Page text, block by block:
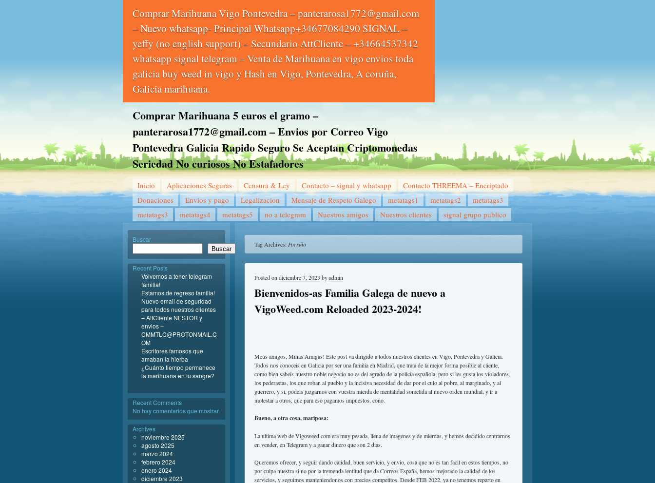
Comprar Marihuana Vigo Pontevedra – panterarosa1772@gmail.com
– Nuevo whatsapp- Principal Whatsapp+34677084290 SIGNAL –
yeffy (no english support) – Secundario AttCliente – +34664537342
whatsapp signal telegram – Venta de Marihuana en vigo envios toda
galicia buy weed in vigo y Hash en Vigo, Pontevedra, A coruña,
Galicia marihuana.
Comprar Marihuana 5 euros el gramo –
panterarosa1772@gmail.com – Envios por Correo Vigo
Pontevedra Galicia Rapido Seguro Se Aceptan Criptomonedas
Seriedad No curiosos No Estafadores
Inicio Aplicaciones Seguras Censura & Ley Contacto – signal y whatsapp
Contacto THREEMA – Encriptado
Donaciones
Envios y pago Legalizacion Mensaje de Respeto Galego metatags1 metatags2
metatags3
metatags3
metatags4 metatags5 no a telegram Nuestros amigos Nuestros clientes signal grupo publico
Tag Archives: Porriño
Bienvenidos-as Familia Galega de nuevo a
VigoWeed.com Reloaded 2023-2024!
Posted on diciembre 7, 2023 byadmin
Meus amigos, Miñas Amigas! Este post va dirigido a todos nuestros clientes en Vigo, Pontevedra y Galicia.
Todos nos conoceis en Galicia por ser una familia en Madrid, que trata de la mejor forma posible al cliente,
como bien sabeis nuestro noble negocio no es del agrado de la policia española, pero si les gusta los violadores,
los pederastas, los que roban al pueblo y la incisiva necesidad de dar por el culo al pobre, al marginado, y al
guerrero, y si, podeis juzgarnos con vuestra mierda de mentalidad sometida al nuevo orden mundial, y ir a
molestar a otros, que para eso pagamos impuestos, coño.
Bueno, a otra cosa, mariposa:
La ultima web de Vigoweed.com era muy pesada, llena de imagenes y de mierdas, y hemos decidido centrarnos
en vender, en Telegram y a ganar dinero que son 2 dias.
Queremos ofrecer, y seguir dando calidad, buen servicio, y envio, cosa que no es tan facil en estos tiempos, no
por culpa nuestra si no por la tremenda lentitud que da Correos España, hemos mejorado la calidad de los
servicios, y seguimos manteniendonos con precios competitos. Desde FEB 2022, ya no tenemos reparto en
Buscar
Buscar
Recent Posts
Volvemos a tener telegram
familia!
Estamos de regreso familia!
Nuevo email de seguridad
para todos nuestros clientes
– AttCliente NESTOR y
envios –
CMMTLC@PROTONMAIL.C
OM
Escritores famosos que
amaban la hierba
¿Cuánto tiempo permanece
la marihuana en tu sangre?
Recent Comments
No hay comentarios que mostrar.
Archives
noviembre 2025
agosto 2025
marzo 2024
febrero 2024
enero 2024
diciembre 2023